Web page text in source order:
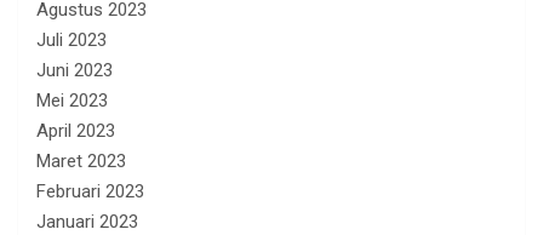
Agustus 2023
Juli 2023
Juni 2023
Mei 2023
April 2023
Maret 2023
Februari 2023
Januari 2023